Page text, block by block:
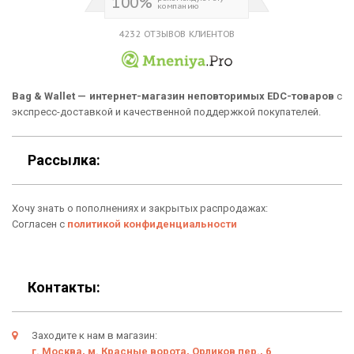
Условия возврата
Оферта
Политика конфиденциальности
Личный кабинет
Популярные товары
компанию
4232 ОТЗЫВОВ КЛИЕНТОВ
Bag & Wallet — интернет-магазин неповторимых EDC-товаров с
экспресс-доставкой и качественной поддержкой покупателей.
Рассылка:
Хочу знать о пополнениях и закрытых распродажах:
Согласен с политикой конфиденциальности
Контакты:
Заходите к нам в магазин:
г. Москва, м. Красные ворота, Орликов пер., 6